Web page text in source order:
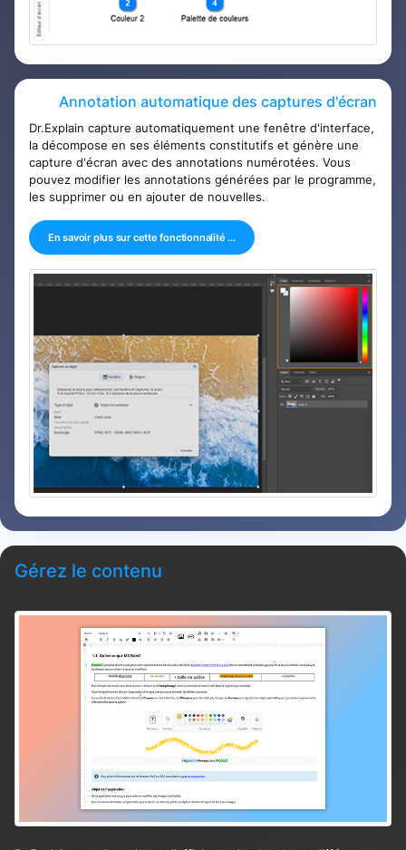
Annotation automatique des captures d'écran
Dr.Explain capture automatiquement une fenêtre d'interface,
la décompose en ses éléments constitutifs et génère une
capture d'écran avec des annotations numérotées. Vous
pouvez modifier les annotations générées par le programme,
les supprimer ou en ajouter de nouvelles.
En savoir plus sur cette fonctionnalité ...
Gérez le contenu